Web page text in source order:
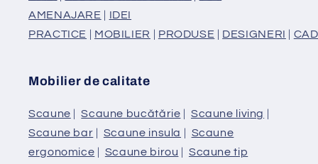
AMENAJARE | IDEI
PRACTICE | MOBILIER | PRODUSE | DESIGNERI |
Mobilier de calitate
Scaune |Scaune bucătărie | Scaune living |
Scaune bar | Scaune insula | Scaune
ergonomice | Scaune birou | Scaune tip